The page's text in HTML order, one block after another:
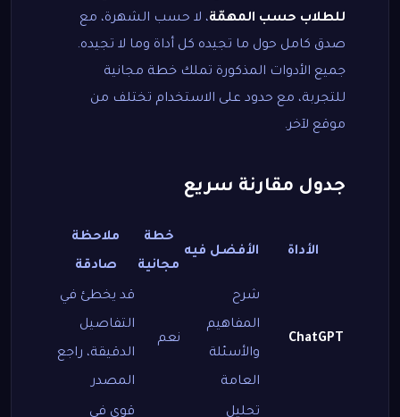
للطلاب حسب المهمّة، لا حسب الشهرة، مع
صدق كامل حول ما تجيده كل أداة وما لا تجيده.
جميع الأدوات المذكورة تملك خطة مجانية
للتجربة، مع حدود على الاستخدام تختلف من
موقع لآخر.
جدول مقارنة سريع
الأداة الأفضل فيه
خطة
مجانية
ملاحظة
صادقة
ChatGPT
شرح
المفاهيم
والأسئلة
العامة
نعم
قد يخطئ في
التفاصيل
الدقيقة، راجع
المصدر
تحليل
قوي في